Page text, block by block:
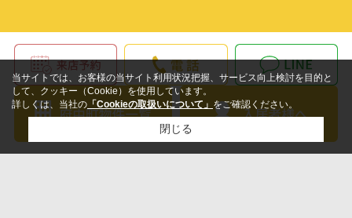
当サイトでは、お客様の当サイト利用状況把握、サービス向上検討を目的と
して、クッキー（Cookie）を使用しています。
詳しくは、当社の 「Cookieの取扱いについて」 をご確認ください。
閉じる